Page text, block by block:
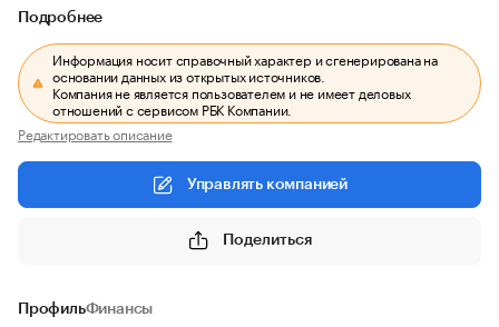
Подробнее
Информация носит справочный характер и сгенерирована на
основании данных из открытых источников.
Компания не является пользователем и не имеет деловых
отношений с сервисом РБК Компании.
Редактировать описание
Управлять компанией
Поделиться
ПрофильФинансы